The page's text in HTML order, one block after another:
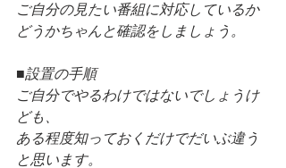
ご自分の見たい番組に対応しているか
どうかちゃんと確認をしましょう。
■設置の手順
ご自分でやるわけではないでしょうけ
ども、
ある程度知っておくだけでだいぶ違う
と思います。